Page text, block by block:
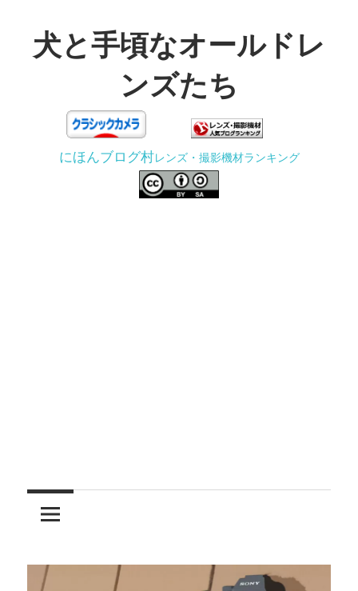
テ犬と手頃なオールドレ
ンズたち
う
にほんブログ村レンズ・撮影機材ランキング